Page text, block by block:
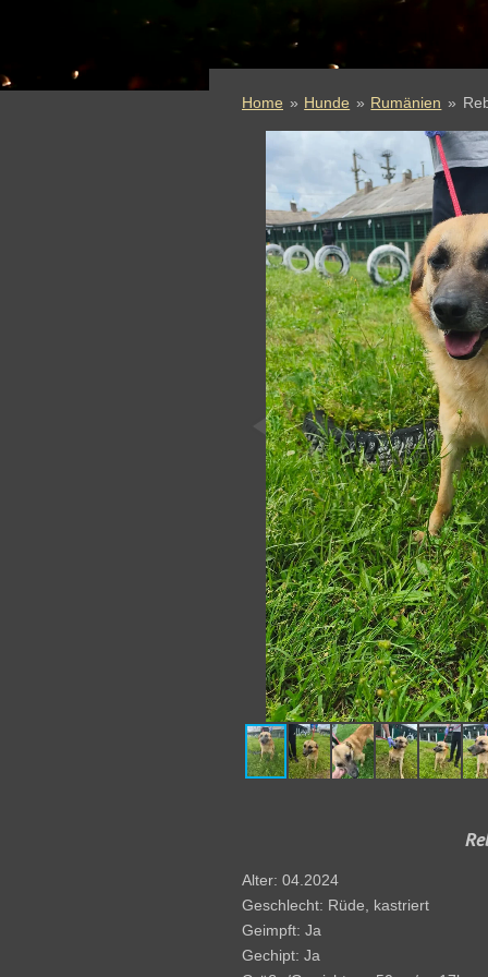
Home » Hunde » Rumänien »
Alter: 04.2024
Geschlecht: Rüde, kastriert
Geimpft: Ja
Gechipt: Ja